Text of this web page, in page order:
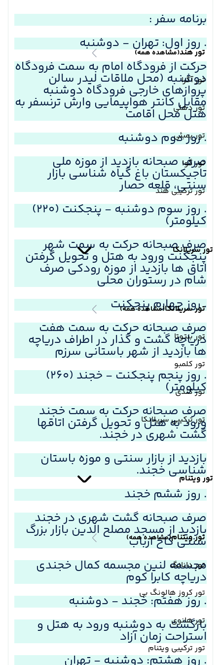
تور هند(مشاهده همه)
تور آگرا
تور دهلی
تور بمبئی
تور گوا
تور ترکیبی هند
تور سریلانکا
تور سریلانکا(مشاهده همه)
تور بنتوتا
تور کلمبو
تور کندی
تور ترکیبی سریلانکا
تور ویتنام
تور ویتنام(مشاهده همه)
تور دانانگ
تور کروز هالونگ بی
تور هانوی
تور ترکیبی ویتنام
برنامه سفر :
. روز اول: تهران - دوشنبه
حرکت از فرودگاه امام به سمت فرودگاه
دوشنبه (محل ملاقات لیدر سالن
پروازهای خارجی فرودگاه دوشنبه
مقابل کانتر هواپیمایی وارش ترنسفر به
هتل محل اقامت
. روز دوم دوشنبه
صرف صبحانه بازدید از موزه ملی
تاجیکستان باغ گیاه شناسی بازار
سنتی، قلعه حصار
. روز سوم دوشنبه - پنجکنت (۲۲۰)
کیلومتر)
صرف صبحانه حرکت به سمت شهر
پنجکنت ورود به هتل و تحویل گرفتن
اتاق ها بازدید از موزه رودکی صرف
شام در رستوران محلی
. روز چهارم پنجکنت
صرف صبحانه حرکت به سمت هفت
دریاچه گشت و گذار در اطراف دریاچه
ها بازدید از شهر باستانی سرزم
. روز پنجم پنجکنت - خجند (۲۶۰)
کیلومتر)
صرف صبحانه حرکت به سمت خجند
ورود به هتل و تحویل گرفتن اتاقها
گشت شهری در خجند.
بازدید از بازار سنتی و موزه باستان
شناسی خجند.
. روز ششم خجند
صرف صبحانه گشت شهری در خجند
بازدید از مسجد مصلح الدین بازار بزرگ
سنتی کاخ ارباب
مجسمه لنین مجسمه کمال خجندی
دریاچه کابرا کوم
. روز هفتم: خجند - دوشنبه
بازگشت به دوشنبه ورود به هتل و
استراحت زمان آزاد
. روز هشتم: دوشنبه - تهران